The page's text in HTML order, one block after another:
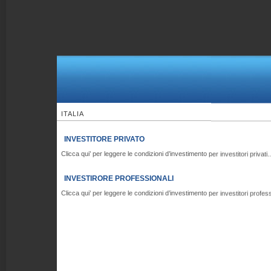
ITALIA
INVESTITORE PRIVATO
Clicca qui’ per leggere le condizioni d’investimento per investitori
INVESTIRORE PROFESSIONALI
Clicca qui’ per leggere le condizioni d’investimento per investitori